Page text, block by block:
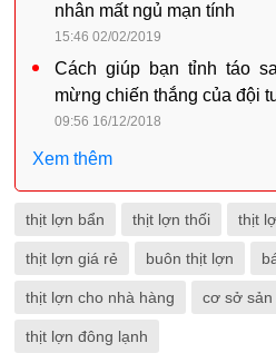
nhân mất ngủ mạn tính
15:46 02/02/2019
Cách giúp bạn tỉnh táo
mừng chiến thắng của đội
09:56 16/12/2018
Xem thêm
thịt lợn bẩn thịt lợn thối thịt
thịt lợn giá rẻ buôn thịt lợn
thịt lợn cho nhà hàng cơ sở sản
thịt lợn đông lạnh